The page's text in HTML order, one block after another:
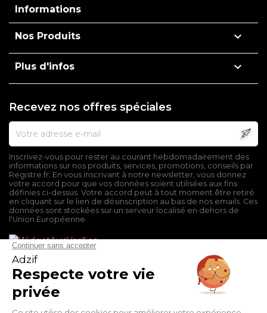
Informations
Nos Produits 
Plus d'infos 
Recevez nos offres spéciales
Inscrivez-vous pour rester au courant hebdomadairement des
informations sur nos produits, services, promotions, conseils par
Registre.fr. En vous inscrivant à notre newsletter, vous donnez
votre accord pour que vos données soient utilisées aux fins
définies ci-dessus. Votre accord peut à tout moment être retiré
en cliquant sur le lien de désinscription au bas de nos emails. Ces
données sont stockées sur un serveur localisé en dehors de
l'Union Européenne.